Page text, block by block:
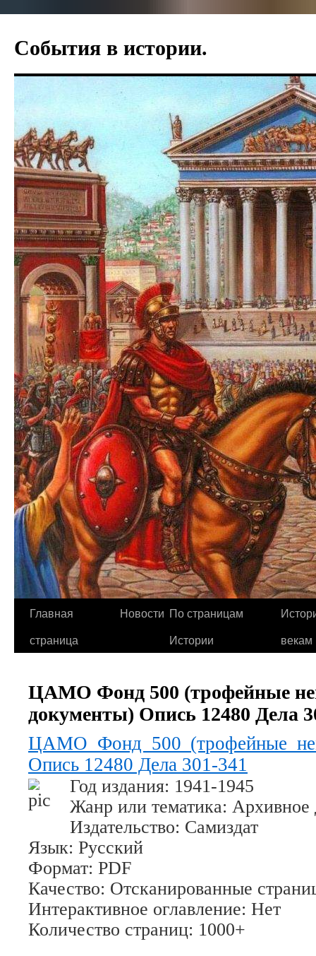
содержимому
События в истории.
Главная
страница
Новости По страницам
Истории
векам
ЦАМО Фонд 500 (трофейные
документы) Опись 12480 Дела
ЦАМО Фонд 500 (трофейные
Опись 12480 Дела 301-341
Год издания: 1941-1945
Жанр или тематика: Архивное
Издательство: Самиздат
Язык: Русский
Формат: PDF
Качество: Отсканированные
Интерактивное оглавление: Нет
Количество страниц: 1000+